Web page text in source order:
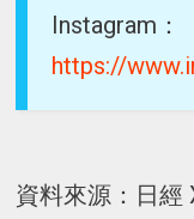
Instagram：
https://
資料來源：日經